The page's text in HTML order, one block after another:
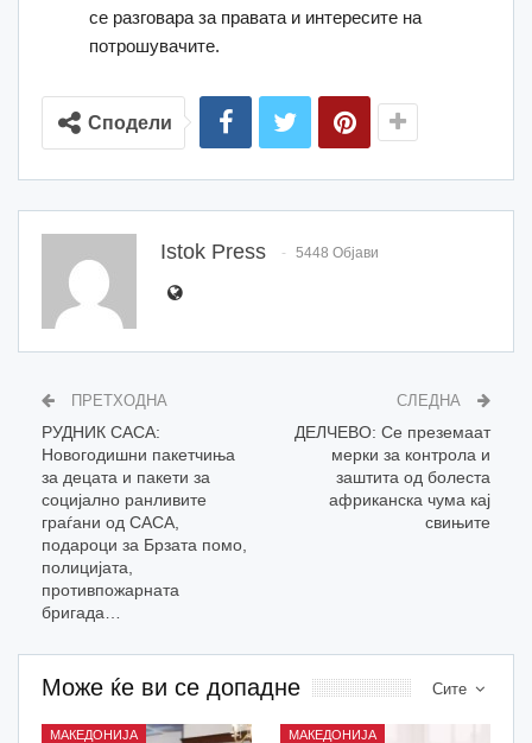
се разговара за правата и интересите на
потрошувачите.
Сподели
Istok Press 5448 Објави
ПРЕТХОДНА
РУДНИК САСА:
Новогодишни пакетчиња
за децата и пакети за
социјално ранливите
граѓани од САСА,
подароци за Брзата помо,
полицијата,
противпожарната
бригада…
СЛЕДНА
ДЕЛЧЕВО: Се преземаат
мерки за контрола и
заштита од болеста
африканска чума кај
свињите
Сите
Може ќе ви се допадне
МАКЕДОНИЈА МАКЕДОНИЈА